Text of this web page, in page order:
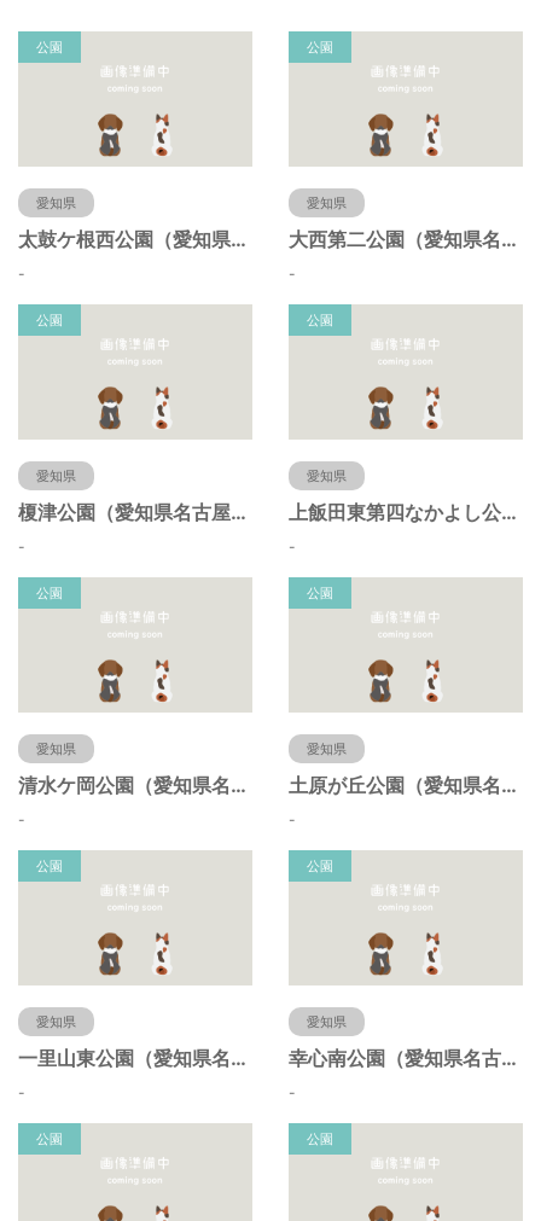
公園
愛知県
太鼓ケ根西公園（愛知県名古屋市）
-
公園
愛知県
大西第二公園（愛知県名古屋市）
-
公園
愛知県
榎津公園（愛知県名古屋市）
-
公園
愛知県
上飯田東第四なかよし公園（愛知県名古屋市）
-
公園
愛知県
清水ケ岡公園（愛知県名古屋市）
-
公園
愛知県
土原が丘公園（愛知県名古屋市）
-
公園
愛知県
一里山東公園（愛知県名古屋市）
-
公園
愛知県
幸心南公園（愛知県名古屋市）
-
公園 公園